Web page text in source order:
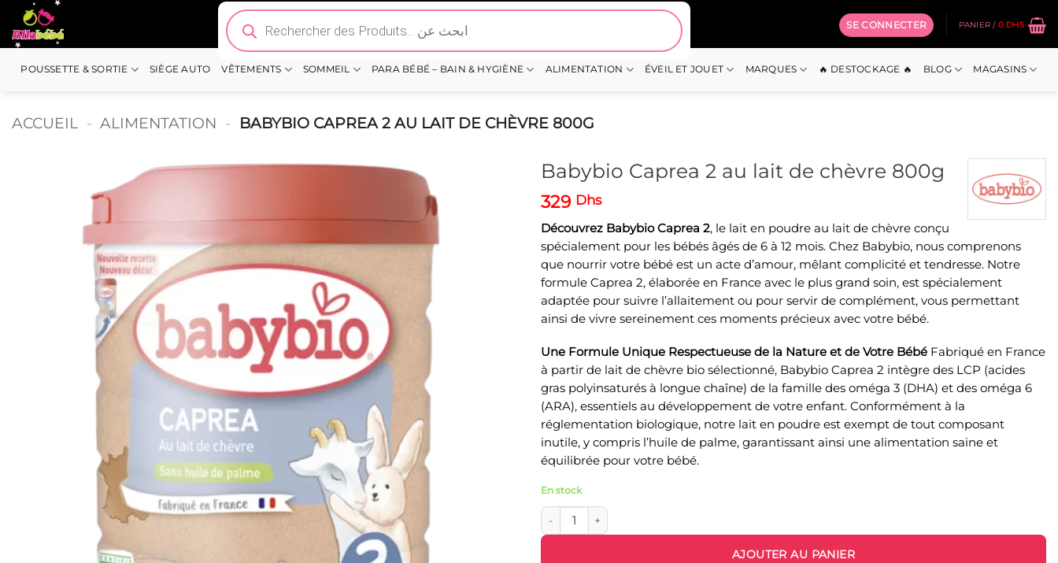
Passer
au
contenu
Recherche
de
produits
SE CONNECTER PANIER / 0 DHS
POUSSETTE & SORTIE SIÈGE AUTO VÊTEMENTS SOMMEIL PARA BÉBÉ – BAIN & HYGIÈNE ALIMENTATION ÉVEIL ET JOUET MARQUES 🔥 DESTOCKAGE 🔥 BLOG MAGASINS
ACCUEIL - ALIMENTATION - BABYBIO CAPREA 2 AU LAIT DE CHÈVRE 800G
Babybio Caprea 2 au lait de chèvre 800g
329 Dhs
Découvrez Babybio Caprea 2, le lait en poudre au lait de chèvre conçu
spécialement pour les bébés âgés de 6 à 12 mois. Chez Babybio, nous comprenons
que nourrir votre bébé est un acte d’amour, mêlant complicité et tendresse. Notre
formule Caprea 2, élaborée en France avec le plus grand soin, est spécialement
adaptée pour suivre l’allaitement ou pour servir de complément, vous permettant
ainsi de vivre sereinement ces moments précieux avec votre bébé.
Une Formule Unique Respectueuse de la Nature et de Votre Bébé Fabriqué en France
à partir de lait de chèvre bio sélectionné, Babybio Caprea 2 intègre des LCP (acides
gras polyinsaturés à longue chaîne) de la famille des oméga 3 (DHA) et des oméga 6
(ARA), essentiels au développement de votre enfant. Conformément à la
réglementation biologique, notre lait en poudre est exempt de tout composant
inutile, y compris l’huile de palme, garantissant ainsi une alimentation saine et
équilibrée pour votre bébé.
En stock
quantité de Babybio Caprea 2 au lait de chèvre 800g
AJOUTER AU PANIER